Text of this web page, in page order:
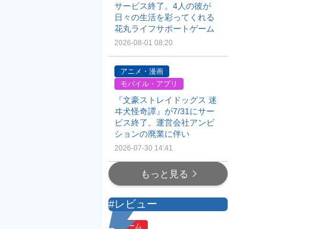
サービス終了。4人の彼が
日々の生活を彩ってくれる
花丸ライフサポートゲーム
2026-08-01 08:20
アニメ・漫画
モバイル・アプリ
『文豪ストレイドッグス 迷
ヰ犬怪奇譚』が7/31にサー
ビス終了。運営会社アンビ
ションの廃業に伴い
2026-07-30 14:41
もっと見る
#レビュー
ゲーム